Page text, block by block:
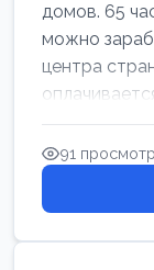
домов. 65
можно
центра
91